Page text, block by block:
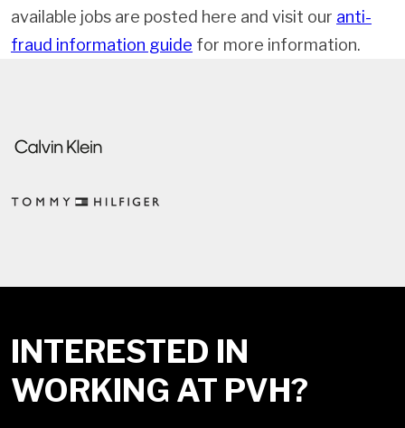
available jobs are posted here and visit our anti-
fraud information guide for more information.
INTERESTED IN
WORKING AT PVH?